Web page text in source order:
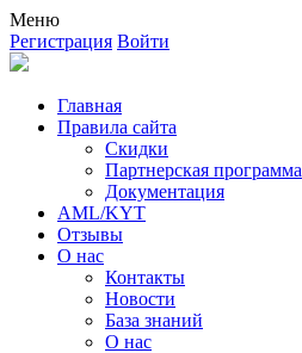
Меню
Регистрация Войти
Главная
Правила сайта
Скидки
Партнерская программа
Документация
AML/KYT
Отзывы
О нас
Контакты
Новости
База знаний
О нас